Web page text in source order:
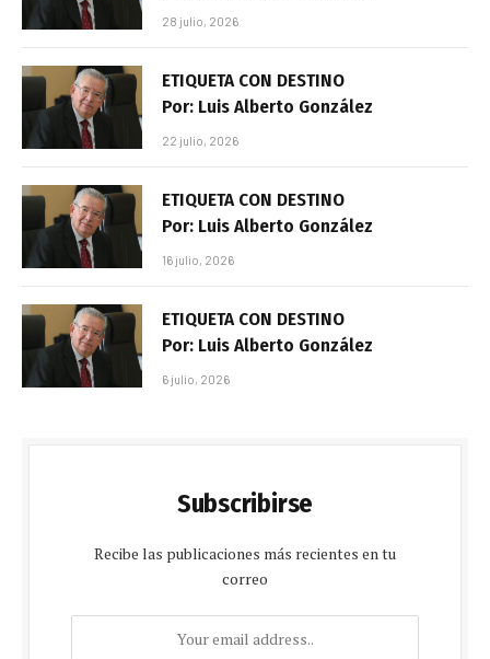
28 julio, 2026
ETIQUETA CON DESTINO
Por: Luis Alberto González
22 julio, 2026
ETIQUETA CON DESTINO
Por: Luis Alberto González
16 julio, 2026
ETIQUETA CON DESTINO
Por: Luis Alberto González
6 julio, 2026
Subscribirse
Recibe las publicaciones más recientes en tu
correo